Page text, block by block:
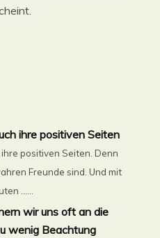
ihre positiven Seiten
positiven Seiten. Denn
Freunde sind. Und mit
......
wir uns oft an die
wenig Beachtung